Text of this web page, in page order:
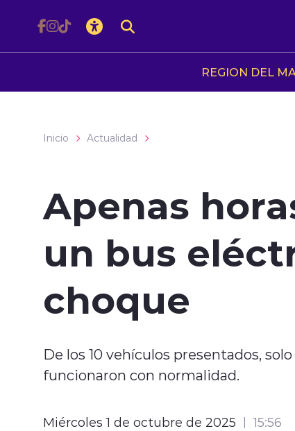
REGION DEL
Inicio Actualidad
Apenas
un bus
choque
De los 10 vehículos presentados,
funcionaron con normalidad.
Miércoles 1 de octubre de 2025 15:56